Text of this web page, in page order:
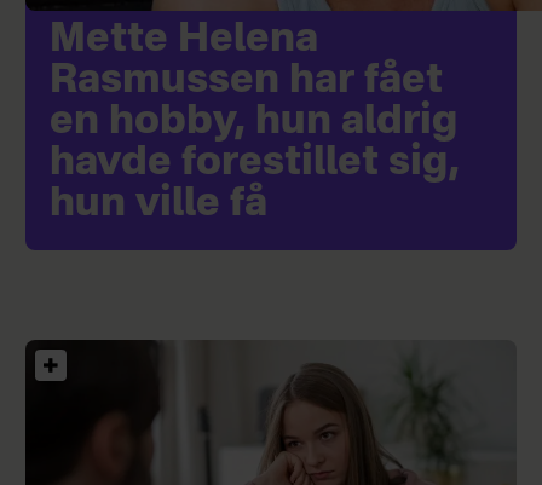
Mette Helena
Rasmussen har fået
en hobby, hun aldrig
havde forestillet sig,
hun ville få